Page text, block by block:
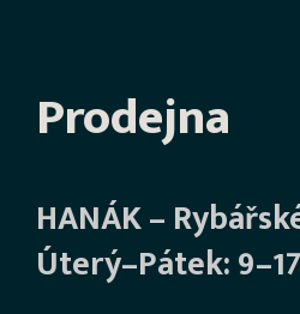
Prodejna
HANÁK –
Úterý–Pátek: